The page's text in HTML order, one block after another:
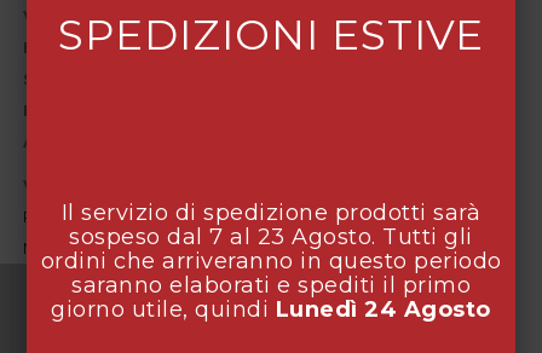
Vitigni coltivati:
Densità di impianto (ceppi/ha):
4.000
Sistema di allevamento:
Esposizione:
Altitudine:
Vini prodotti :
Radici Fiano di Avellino DOCG
Melizie Irpinia Fiano DOC Passito
SPEDIZIONI ESTIVE
Il servizio di spedizione prodotti sarà
sospeso dal 7 al 23 Agosto. Tutti gli
ordini che arriveranno in questo periodo
saranno elaborati e spediti il primo
giorno utile, quindi Lunedì 24 Agosto